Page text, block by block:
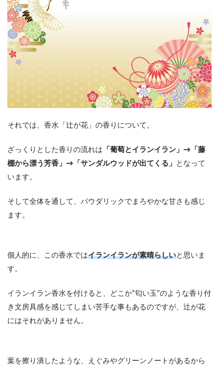
それでは、香水「辻が花」の香りについて。
ざっくりとした香りの流れは 「葡萄とイランイラン」→「藤
棚から漂う芳香」→「サンダルウッドが出てくる」
となって
います。
そして全体を通して、パウダリックでまろやかな甘さも感じ
ます。
個人的に、この香水ではイランイランが素晴らしいと思いま
す。
イランイラン香水を付けると、どこか”匂い玉”のような香り付
き文房具感を感じてしまい苦手な事もあるのですが、辻が花
にはそれがありません。
葉を擦り潰したような、えぐみやグリーンノートがあるから